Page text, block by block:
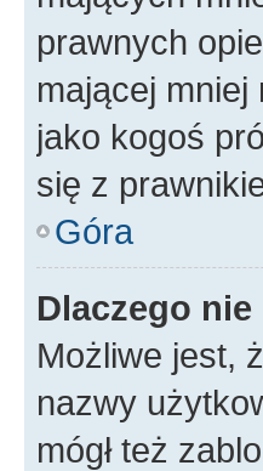
prawnych
mającej
jako kogoś
się z
Góra
Dlaczego
Możliwe jest,
nazwy
mógł też